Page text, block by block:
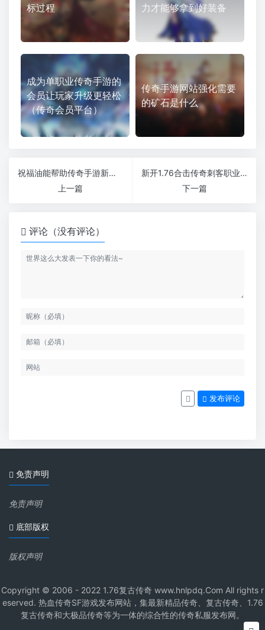
标过程
力才能够拿到好装备
成为单职业传奇手游的
会员让玩家升级更轻松
（传奇会员平台）
传奇手游网站强化需要
的矿石是什么
祝福油能帮助传奇手游新服网玩家获得幸运
上一篇
新开1.76合击传奇刺客职业在游戏是生活空白
下一篇
评论（没有评论）
发布评论
免责声明
免责声明
底部版权
版权声明
Copyright © 2006 - 2022 1.76复古传奇 www.hnlpdq.Com All rights r
eserved. 热血传奇SF游戏发布网站，集最新精品传奇、复古传奇、1.76
复古传奇和大极品传奇等为一体的综合性的传奇私服发布网。